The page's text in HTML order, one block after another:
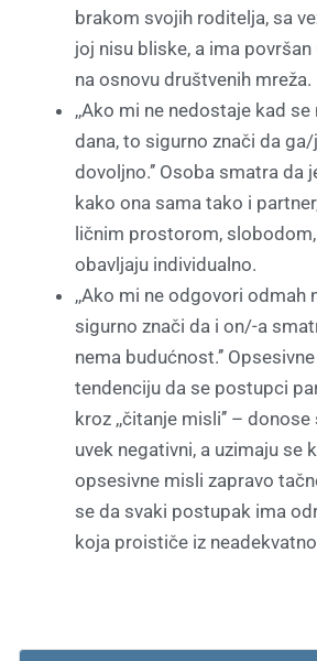
brakom svojih roditelja, sa
joj nisu bliske, a ima
na osnovu društvenih mreža.
,,Ako mi ne nedostaje kad
dana, to sigurno znači da
dovoljno.’’ Osoba smatra da
kako ona sama tako i
ličnim prostorom,
obavljaju individualno.
,,Ako mi ne odgovori odmah
sigurno znači da i on/-a
nema budućnost.’’
tendenciju da se postupci
kroz ,,čitanje misli’’ –
uvek negativni, a uzimaju se
opsesivne misli zapravo
se da svaki postupak ima
koja proističe iz